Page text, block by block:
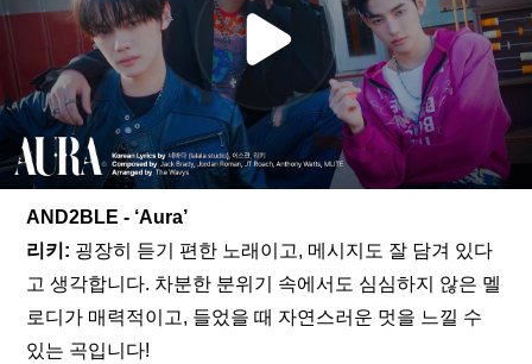
AND2BLE - ‘Aura’
리키: 굉장히 듣기 편한 노래이고, 메시지도 잘 담겨 있다
고 생각합니다. 차분한 분위기 속에서도 심심하지 않은 멜
로디가 매력적이고, 들었을 때 자연스러운 멋을 느낄 수
있는 곡입니다!